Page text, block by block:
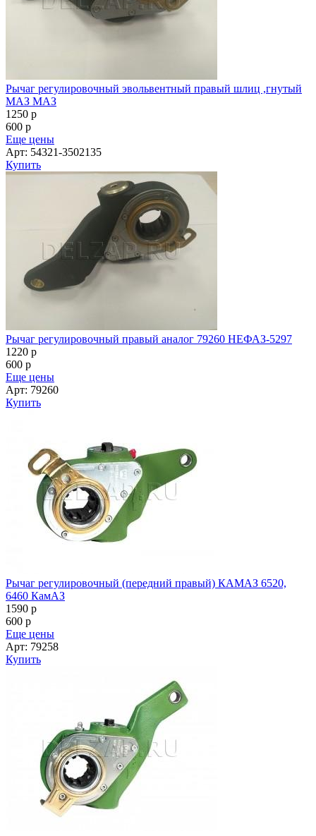
Рычаг регулировочный эвольвентный правый шлиц ,гнутый
МАЗ МАЗ
1250 p
600 p
Еще цены
Арт: 54321-3502135
Купить
Рычаг регулировочный правый аналог 79260 НЕФАЗ-5297
1220 p
600 p
Еще цены
Арт: 79260
Купить
Рычаг регулировочный (передний правый) КАМАЗ 6520,
6460 КамАЗ
1590 p
600 p
Еще цены
Арт: 79258
Купить